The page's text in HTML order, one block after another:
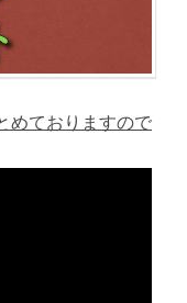
めておりますので